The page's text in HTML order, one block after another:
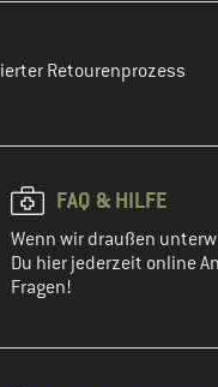
Retourenprozess
FAQ & HILFE
Wenn wir draußen
Du hier jederzeit online
Fragen!